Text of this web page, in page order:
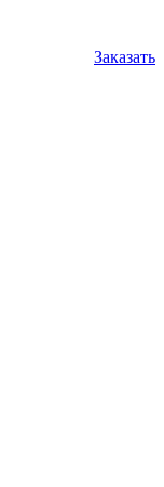
Заказать